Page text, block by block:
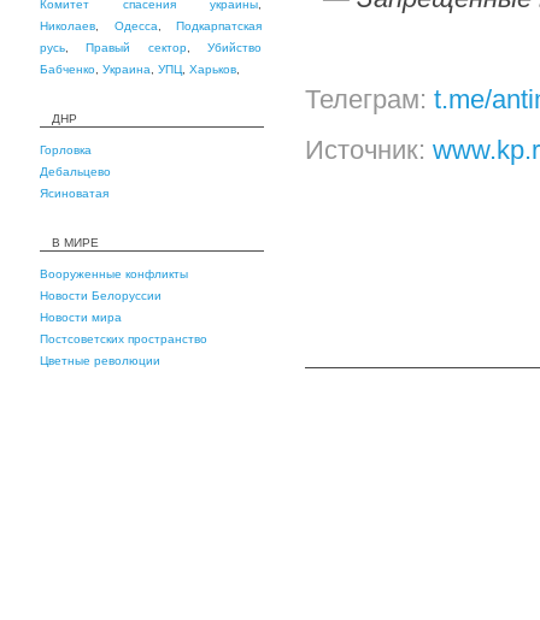
Комитет спасения украины
Николаев
Одесса
Подкарпатская
русь ,Правый сектор,Убийство
Бабченко Украина УПЦ Харьков
ДНР
Горловка
Дебальцево
Ясиноватая
В МИРЕ
Вооруженные конфликты
Новости Белоруссии
Новости мира
Постсоветских пространство
Цветные революции
Телеграм: t.me/
Источник: